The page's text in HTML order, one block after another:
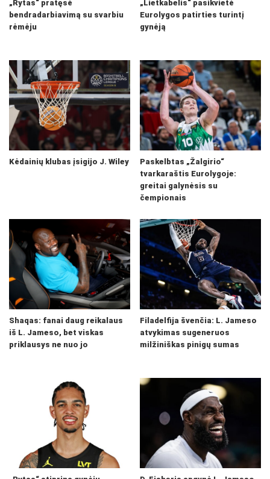
„Rytas“ pratęsė
bendradarbiavimą su svarbiu
rėmėju
„Lietkabelis“ pasikvietė
Eurolygos patirties turintį
gynėją
Kėdainių klubas įsigijo J. Wiley
Paskelbtas „Žalgirio“
tvarkaraštis Eurolygoje:
greitai galynėsis su
čempionais
Shaqas: fanai daug reikalaus
iš L. Jameso, bet viskas
priklausys ne nuo jo
Filadelfija švenčia: L. Jameso
atvykimas sugeneruos
milžiniškas pinigų sumas